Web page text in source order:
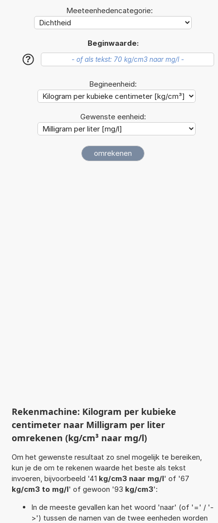
Meeteenhedencategorie:
Beginwaarde:
?
Begineenheid:
Gewenste eenheid:
Rekenmachine: Kilogram per kubieke
centimeter naar Milligram per liter
omrekenen (kg/cm³ naar mg/l)
Om het gewenste resultaat zo snel mogelijk te bereiken,
kun je de om te rekenen waarde het beste als tekst
invoeren, bijvoorbeeld '41 kg/cm3 naar mg/l' of '67
kg/cm3 to mg/l' of gewoon '93 kg/cm3':
In de meeste gevallen kan het woord 'naar' (of '=' / '-
>') tussen de namen van de twee eenheden worden